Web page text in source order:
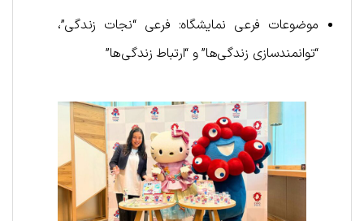
موضوعات فرعی نمایشگاه: فرعی “نجات زندگی”،
“توانمندسازی زندگی‌ها” و “ارتباط زندگی‌ها”